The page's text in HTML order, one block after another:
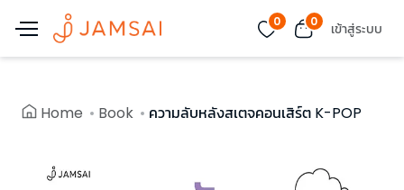
0 0 เข้าสู่ระบบ
Home Book ความลับหลังสเตจคอนเสิร์ต K-POP